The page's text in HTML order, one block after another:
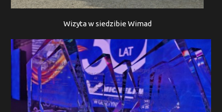
Wizyta w siedzibie Wimad